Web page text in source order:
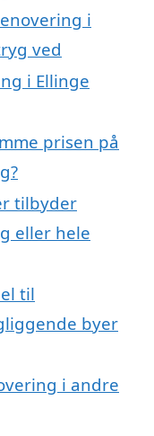
i
ved
i Ellinge
prisen på
tilbyder
eller hele
til
byer
i andre